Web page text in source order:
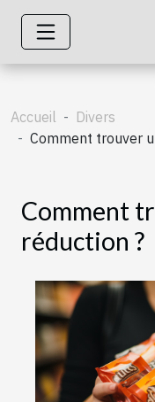
Accueil
Divers
Comment trouver
Comment
réduction ?